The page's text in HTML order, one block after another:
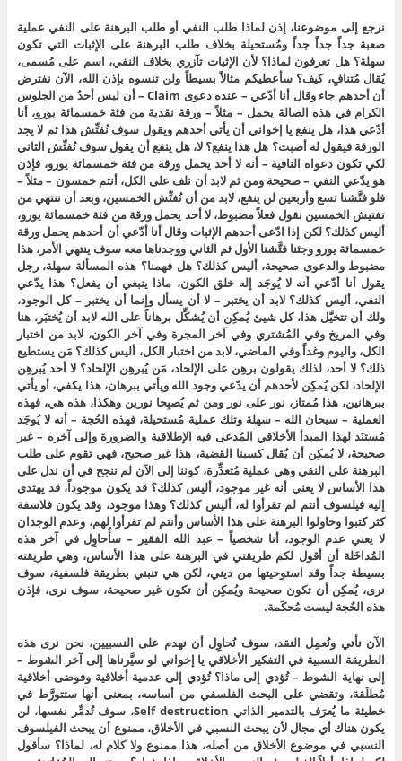
نرجع إلى موضوعنا، إذن لماذا طلب النفي أو طلب البرهنة على النفي عملية
صعبة جداً جداً جداً ومُستحيلة بخلاف طلب البرهنة على الإثبات التي تكون
سهلة؟ هل تعرفون لماذا؟ لأن الإثبات تآزري بخلاف النفي، اسم على مُسمى،
يُقال مُتنافٍ، كيف؟ سأعطيكم مثالاً بسيطاً ولن تنسوه بإذن الله، الآن نفترض
أن أحدهم جاء وقال أنا أدّعي – عنده دعوى Claim – أن ليس أحدٌ من الجلوس
الكرام في هذه الصالة يحمل – مثلاً – ورقة نقدية من فئة خمسمائة يورو، أنا
أدّعي هذا، هل ينفع يا إخواني أن يأتي أحدهم ويقول سوف نُفتِّش هذا ثم لا يجد
الورقة فيقول له أصبت؟ هل هذا ينفع؟ لا، هل ينفع أن يقول سوف نُفتِّش الثاني
لكي تكون دعواه النافية – أنه لا أحد يحمل ورقة من فئة خمسمائة يورو، فإذن
هو يدّعي النفي – صحيحة ومن ثم لابد أن نلف على الكل، أنتم خمسون – مثلاً –
فلو فتَّشنا تسع وأربعين لن ينفع، لابد من أن نُفتِّش الخمسين، وبعد أن ننتهي من
تفتيش الخمسين نقول فعلاً مضبوط، لا أحد يحمل ورقة من فئة خمسمائة يورو،
أليس كذلك؟ لكن إذا ادّعى أحدهم الإثبات وقال أنا أدّعي أن أحدهم يحمل ورقة
خمسمائة يورو وجئنا فتَّشنا الأول ثم الثاني ووجدناها معه سوف ينتهي الأمر، هذا
مضبوط والدعوى صحيحة، أليس كذلك؟ هل فهمنا؟ هذه المسألة سهلة، رجل
يقول أنا أدّعي أنه لا يُوجَد إله خلق الكون، ماذا ينبغي أن يفعل؟ هذا يدّعي
النفي، أليس كذلك؟ لابد أن يختبر – لا أن يسأل وإنما أن يختبر – كل الوجود،
ولك أن تتخيَّل هذا، كل شيئ يُمكِن أن يُشكِّل برهاناً على الله لابد أن يُختبَر، هنا
وفي المريخ وفي المُشتري وفي آخر المجرة وفي آخر الكون، لابد من اختبار
الكل، واليوم وغداً وفي الماضي، لابد من اختبار الكل، أليس كذلك؟ مَن يستطيع
ذلك؟ لا أحد، لذلك يقولون برهِن على الإلحاد، مَن يُبرهِن الإلحاد؟ لا أحد يُبرهِن
الإلحاد، لكن يُمكِن لأحدهم أن يدّعي وجود الله ويأتي ببرهان، هذا يكفي، أو يأتي
ببرهانين، هذا مُمتاز، نور على نور ومن ثم يُصبِحا نورين وهكذا، هذه هي، فهذه
العملية – سبحان الله – سهلة وتلك عملية مُستحيلة، فهذه الحُجة – أنه لا يُوجَد
مُستنَد لهذا المبدأ الأخلاقي المُدعى فيه الإطلاقية والضرورة وإلى آخره – غير
صحيحة، لا يُمكِن أن يُقال كسبنا القضية، هذا غير صحيح، فهي تقوم على طلب
البرهنة على النفي وهي عملية مُتعذِّرة، كوننا إلى الآن لم ننجح في أن ندل على
هذا الأساس لا يعني أنه غير موجود، أليس كذلك؟ قد يكون موجوداً، قد يهتدي
إليه فيلسوف أنتم لم تقرأوا له، أليس كذلك؟ وهذا موجود، وقد يكون فلاسفة
كثر كتبوا وحاولوا البرهنة على هذا الأساس وأنتم لم تقرأوا لهم، وعدم الوجدان
لا يعني عدم الوجود، أنا شخصياً – عبد الله الفقير – سأُحاوِل في آخر هذه
المُداخَلة أن أقول لكم طريقتي في البرهنة على هذا الأساس، وهي طريقته
بسيطة جداً وقد استوحيتها من ديني، لكن هي تنبني بطريقة فلسفية، سوف
نرى، يُمكِن أن تكون صحيحة ويُمكِن أن تكون غير صحيحة، سوف نرى، فإذن
هذه الحٌجة ليست مُحكَمة.
الآن نأتي ونُعمِل النقد، سوف نُحاوِل أن نهدم على النسبيين، نحن نرى هذه
الطريقة النسبية في التفكير الأخلاقي يا إخواني لو سيَّرناها إلى آخر الشوط –
إلى نهاية الشوط – تُؤدي إلى ماذا؟ تُؤدي إلى عدمية أخلاقية وفوضى أخلاقية
مُطلَقة، وتقضي على البحث الفلسفي من أساسه، بمعنى أنها ستتورَّط في
خطيئة ما يُعرَف بالتدمير الذاتي Self destruction، سوف تُدمِّر نفسها، لن
يكون هناك أي مجال لأن يبحث النسبي في الأخلاق، ممنوع أن يبحث الفيلسوف
النسبي في موضوع الأخلاق من أصله، هذا ممنوع ولا كلام له، لماذا؟ سأقول